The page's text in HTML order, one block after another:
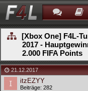
[Xbox One] F4L-
2017 -
2.000 FIFA Points
21.12.2017
itzEZYY
Beiträge: 282